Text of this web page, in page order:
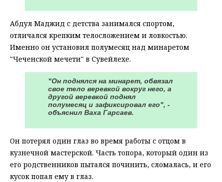
Абдул Маджид с детства занимался спортом,
отличался крепким телосложением и ловкостью.
Именно он установил полумесяц над минаретом
"Чеченской мечети" в Сувейлехе.
"Он поднялся на минарет, обвязал
свое тело веревкой вокруг него, а
другой веревкой поднял
полумесяц и зафиксировал его", -
объяснил Ваха Гарсаев.
Он потерял один глаз во время работы с отцом в
кузнечной мастерской. Часть топора, который один из
его родственников пытался починить, сломалась, и его
кусок попал ему в глаз.